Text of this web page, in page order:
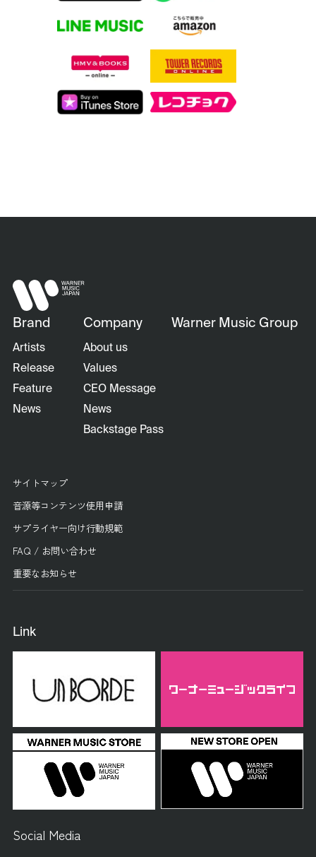
Brand
Artists
Release
Feature
News
Company
About us
Values
CEO Message
News
Backstage Pass
Warner Music Group
サイトマップ
音源等コンテンツ使用申請
サプライヤー向け行動規範
FAQ / お問い合わせ
重要なお知らせ
Link
Social Media